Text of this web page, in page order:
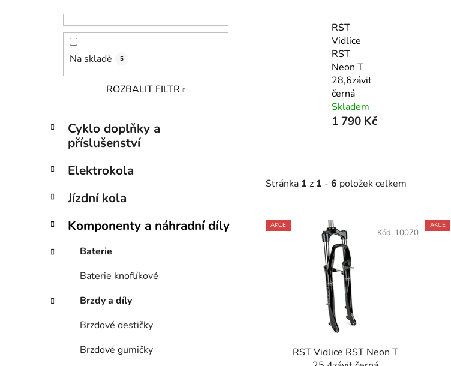
l
Na skladě 5
ROZBALIT FILTR
Přeskočit
kategorie
K
a
g
r
e
Cyklo doplňky a
příslušenství
Elektrokola
Jízdní kola
Komponenty a náhradní díly
Baterie
Baterie knoflíkové
Brzdy a díly
Brzdové destičky
Brzdové gumičky
RST
Vidlice
RST
Neon T
28,6závit
černá
Skladem
1 790 Kč
Stránka 1 z 1 - 6 položek celkem
V
ý
AKCE
RST Vidlice RST Neon T
Kód: 10070
AKCE